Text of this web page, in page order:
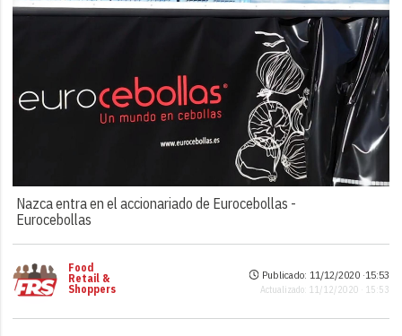
Nazca entra en el accionariado de Eurocebollas -
Eurocebollas
Food
Retail &
Shoppers
Publicado: 11/12/2020 ·15:53
Actualizado: 11/12/2020 · 15:53